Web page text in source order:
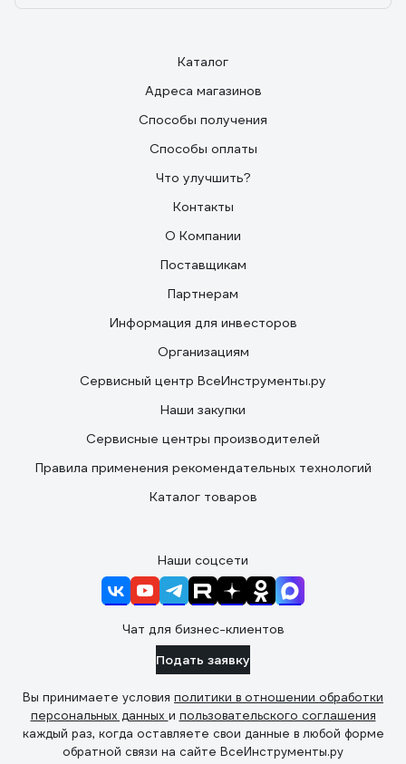
Каталог
Адреса магазинов
Способы получения
Способы оплаты
Что улучшить?
Контакты
О Компании
Поставщикам
Партнерам
Информация для инвесторов
Организациям
Сервисный центр ВсеИнструменты.ру
Наши закупки
Сервисные центры производителей
Правила применения рекомендательных технологий
Каталог товаров
Наши соцсети
Чат для бизнес-клиентов
Подать заявку
Вы принимаете условия политики в отношении обработки
персональных данных и пользовательского соглашения
каждый раз, когда оставляете свои данные в любой форме
обратной связи на сайте ВсеИнструменты.ру